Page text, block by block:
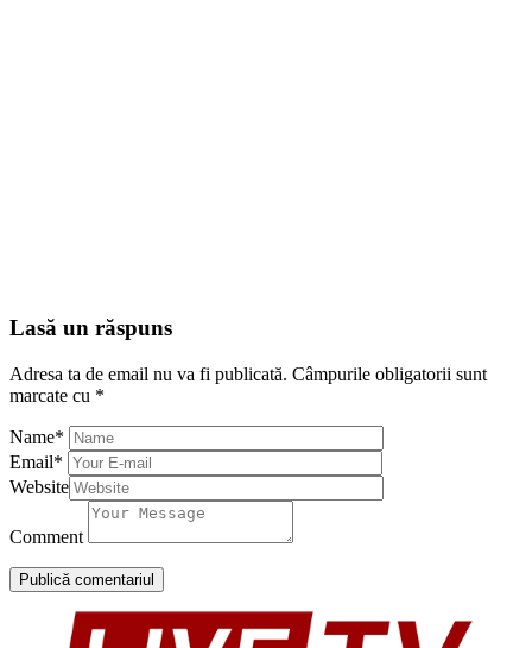
Lasă un răspuns
Adresa ta de email nu va fi publicată. Câmpurile obligatorii sunt
marcate cu *
Name*
Email*
Website
Comment